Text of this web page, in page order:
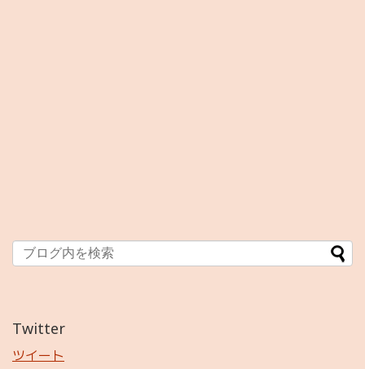
Twitter
ツイート